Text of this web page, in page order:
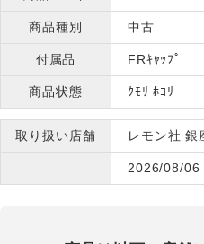
商品種別 中古
付属品 FRｷｬｯﾌﾟ
商品状態 ｸﾓﾘ ﾎｺﾘ
取り扱い店舗 レモン社 銀
2026/08/06